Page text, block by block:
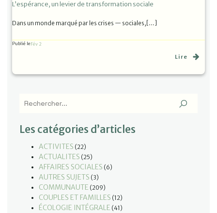
L’espérance, un levier de transformation sociale
Dans un monde marqué par les crises — sociales,[…]
Publié leFév 2
Lire
Les catégories d’articles
ACTIVITES (22)
ACTUALITES (25)
AFFAIRES SOCIALES (6)
AUTRES SUJETS (3)
COMMUNAUTE (209)
COUPLES ET FAMILLES (12)
ÉCOLOGIE INTÉGRALE (41)